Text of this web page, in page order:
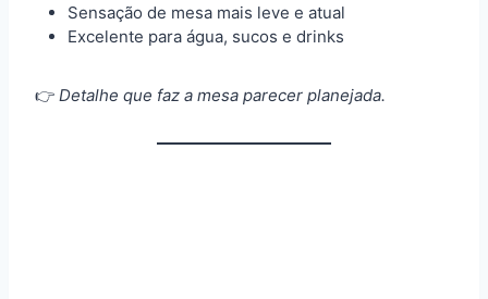
Sensação de mesa mais leve e atual
Excelente para água, sucos e drinks
👉 Detalhe que faz a mesa parecer planejada.